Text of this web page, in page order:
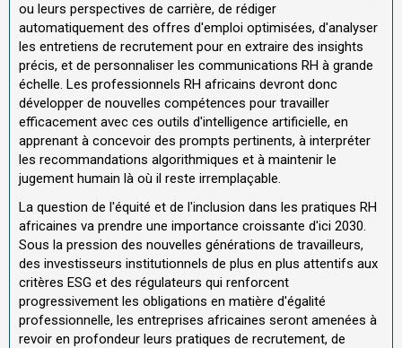
ou leurs perspectives de carrière, de rédiger
automatiquement des offres d'emploi optimisées, d'analyser
les entretiens de recrutement pour en extraire des insights
précis, et de personnaliser les communications RH à grande
échelle. Les professionnels RH africains devront donc
développer de nouvelles compétences pour travailler
efficacement avec ces outils d'intelligence artificielle, en
apprenant à concevoir des prompts pertinents, à interpréter
les recommandations algorithmiques et à maintenir le
jugement humain là où il reste irremplaçable.
La question de l'équité et de l'inclusion dans les pratiques RH
africaines va prendre une importance croissante d'ici 2030.
Sous la pression des nouvelles générations de travailleurs,
des investisseurs institutionnels de plus en plus attentifs aux
critères ESG et des régulateurs qui renforcent
progressivement les obligations en matière d'égalité
professionnelle, les entreprises africaines seront amenées à
revoir en profondeur leurs pratiques de recrutement, de